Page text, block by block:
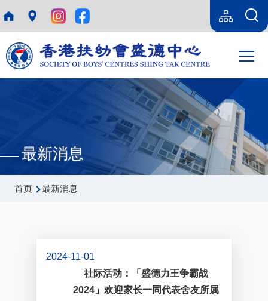
跳转到主要内容
Language
switcher
Sitemap(SC)
导
航
最新消息
面
首页 最新消息
2024-11-01
社际活动：「盛德力王争霸战
2024」欢迎家长一同代表舍友所属